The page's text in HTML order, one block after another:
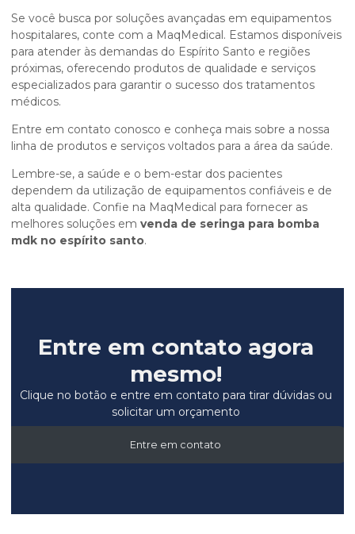
Se você busca por soluções avançadas em equipamentos
hospitalares, conte com a MaqMedical. Estamos disponíveis
para atender às demandas do Espírito Santo e regiões
próximas, oferecendo produtos de qualidade e serviços
especializados para garantir o sucesso dos tratamentos
médicos.
Entre em contato conosco e conheça mais sobre a nossa
linha de produtos e serviços voltados para a área da saúde.
Lembre-se, a saúde e o bem-estar dos pacientes
dependem da utilização de equipamentos confiáveis e de
alta qualidade. Confie na MaqMedical para fornecer as
melhores soluções em venda de seringa para bomba
mdk no espírito santo.
Entre em contato agora
mesmo!
Clique no botão e entre em contato para tirar dúvidas ou
solicitar um orçamento
Entre em contato